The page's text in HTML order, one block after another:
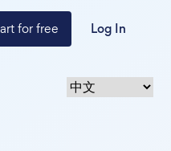
for free Log In